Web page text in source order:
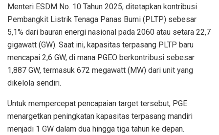
Menteri ESDM No. 10 Tahun 2025, ditetapkan kontribusi
Pembangkit Listrik Tenaga Panas Bumi (PLTP) sebesar
5,1% dari bauran energi nasional pada 2060 atau setara 22,7
gigawatt (GW). Saat ini, kapasitas terpasang PLTP baru
mencapai 2,6 GW, di mana PGEO berkontribusi sebesar
1,887 GW, termasuk 672 megawatt (MW) dari unit yang
dikelola sendiri.
Untuk mempercepat pencapaian target tersebut, PGE
menargetkan peningkatan kapasitas terpasang mandiri
menjadi 1 GW dalam dua hingga tiga tahun ke depan.